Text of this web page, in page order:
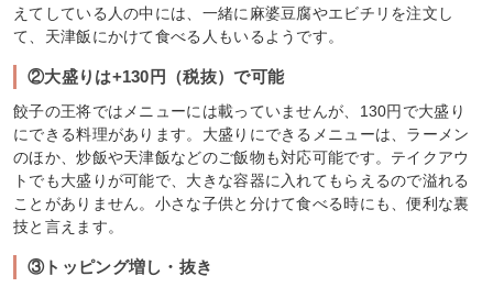
えてしている人の中には、一緒に麻婆豆腐やエビチリを注文し
て、天津飯にかけて食べる人もいるようです。
②大盛りは+130円（税抜）で可能
餃子の王将ではメニューには載っていませんが、130円で大盛り
にできる料理があります。大盛りにできるメニューは、ラーメン
のほか、炒飯や天津飯などのご飯物も対応可能です。テイクアウ
トでも大盛りが可能で、大きな容器に入れてもらえるので溢れる
ことがありません。小さな子供と分けて食べる時にも、便利な裏
技と言えます。
③トッピング増し・抜き